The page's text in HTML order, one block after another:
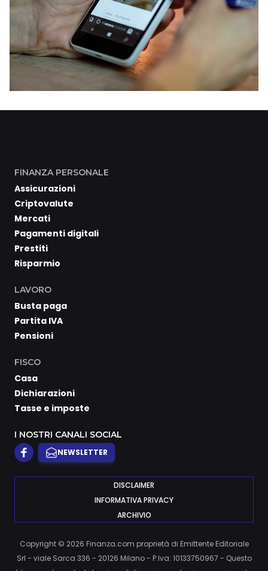
FINANZA PERSONALE
Assicurazioni
Criptovalute
Mercati
Pagamenti digitali
Prestiti
Risparmio
LAVORO
Busta paga
Partita IVA
Pensioni
FISCO
Casa
Dichiarazioni
Tasse e imposte
I NOSTRI CANALI SOCIAL
NEWSLETTER
DISCLAIMER
INFORMATIVA PRIVACY
ARCHIVIO
Copyright © 2026 Finanza.com proprietà di Emittente Editoriale
Srl - viale Sarca 336 - 20126 Milano - P.Iva: 10133750967 - Questo